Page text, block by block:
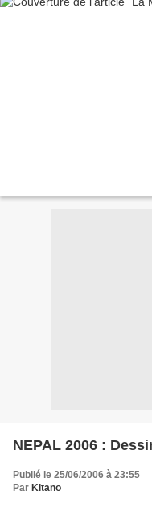
NEPAL 2006 :
Publié le 25/06/2006 à 23:55
Par Kitano